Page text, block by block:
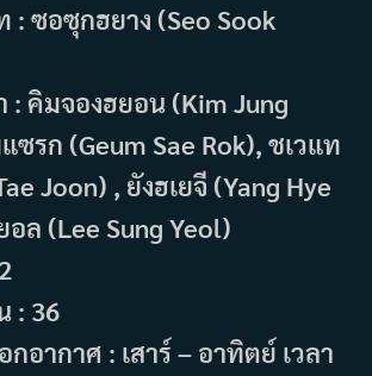
: ซอซุกฮยาง (Seo Sook
: คิมจองฮยอน (Kim Jung
ซรก (Geum Sae Rok), ชเวแท
Joon) , ยังฮเยจี (Yang Hye
อล (Lee Sung Yeol)
: 36
กอากาศ : เสาร์ – อาทิตย์ เวลา